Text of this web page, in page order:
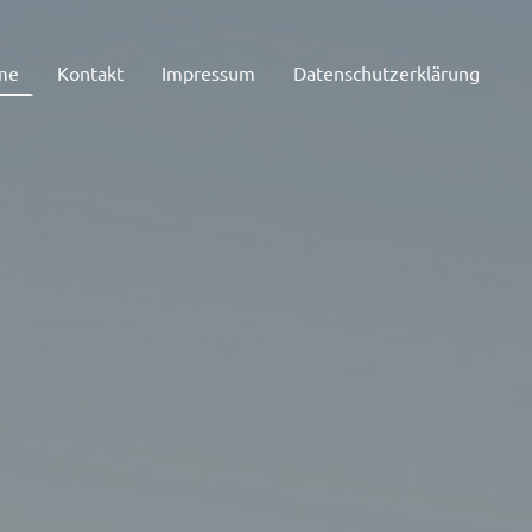
Kontakt Impressum Datenschutzerklärung